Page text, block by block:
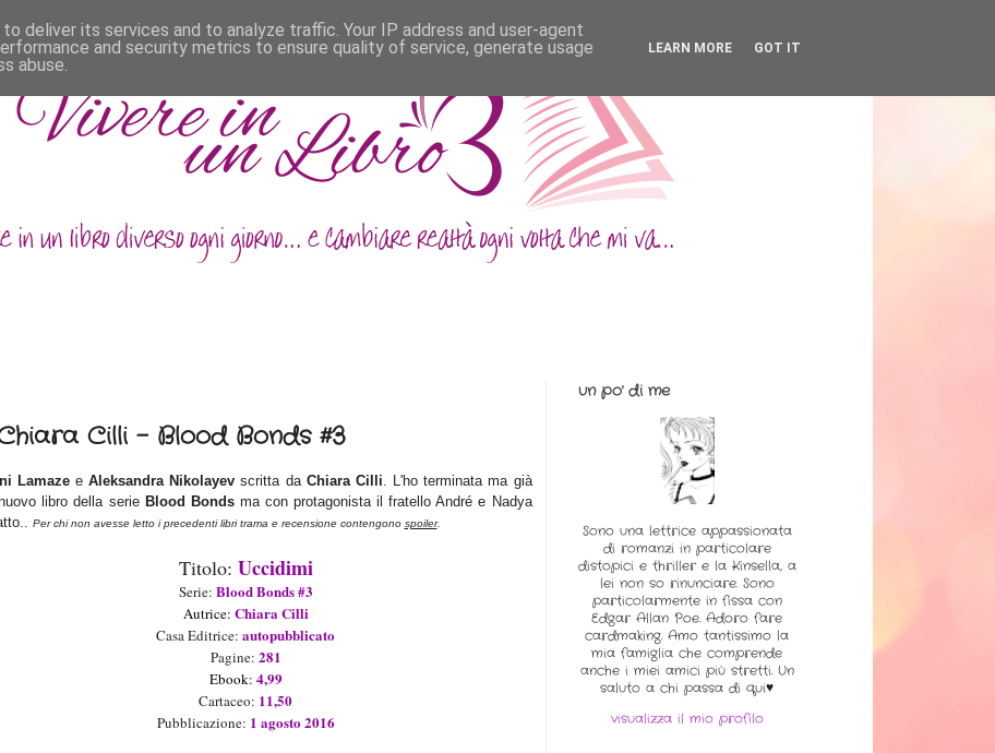
Cilli - Blood Bonds #3
LamazeeAleksandra Nikolayev scritta da Chiara Cilli. L'ho terminata ma già
libro della serie Blood Bondsma con protagonista il fratello André e Nadya
Per chinon avesse letto i precedenti libri trama e recensione contengono spoiler.
Titolo: Uccidimi
Serie: Blood Bonds #3
Autrice: Chiara Cilli
Casa Editrice:autopubblicato
Pagine: 281
Ebook: 4,99
Cartaceo: 11,50
Pubblicazione: 1 agosto 2016
un po' di me
Sono una lettrice appassionata
di romanzi in particolare
distopici e thriller e la Kinsella, a
lei non so rinunciare. Sono
particolarmente in fissa con
Edgar Allan Poe. Adoro fare
cardmaking. Amo tantissimo la
mia famiglia che comprende
anche i miei amici più stretti. Un
saluto a chi passa di qui♥
visualizza il mio profilo
deliver its services and to analyze traffic. Your IP address and user-agent
and security metrics to ensure quality of service, generate usage
abuse.
LEARN MORE GOT IT